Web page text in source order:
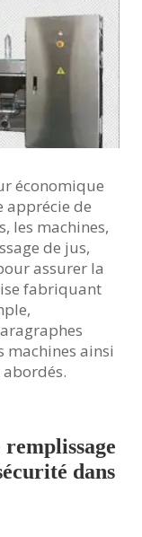
économique
apprécie de
les machines,
de jus,
assurer la
fabriquant
machines ainsi
remplissage
dans